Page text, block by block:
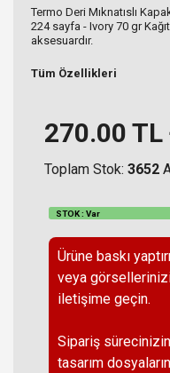
Termo Deri Mıknatıslı
224 sayfa - Ivory 70 gr
aksesuardır.
Tüm Özellikleri
270.00 TL
Toplam Stok: 3652
STOK : Var
Ürüne baskı
veya
iletişime geçin.
Sipariş
tasarım